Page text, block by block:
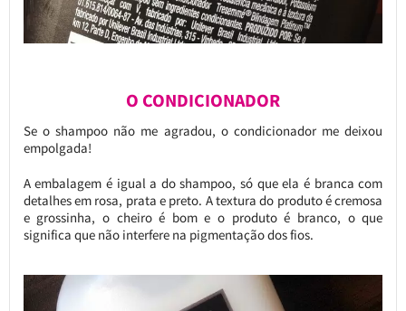
O CONDICIONADOR
Se o shampoo não me agradou, o condicionador me deixou
empolgada!
A embalagem é igual a do shampoo, só que ela é branca com
detalhes em rosa, prata e preto. A textura do produto é cremosa
e grossinha, o cheiro é bom e o produto é branco, o que
significa que não interfere na pigmentação dos fios.